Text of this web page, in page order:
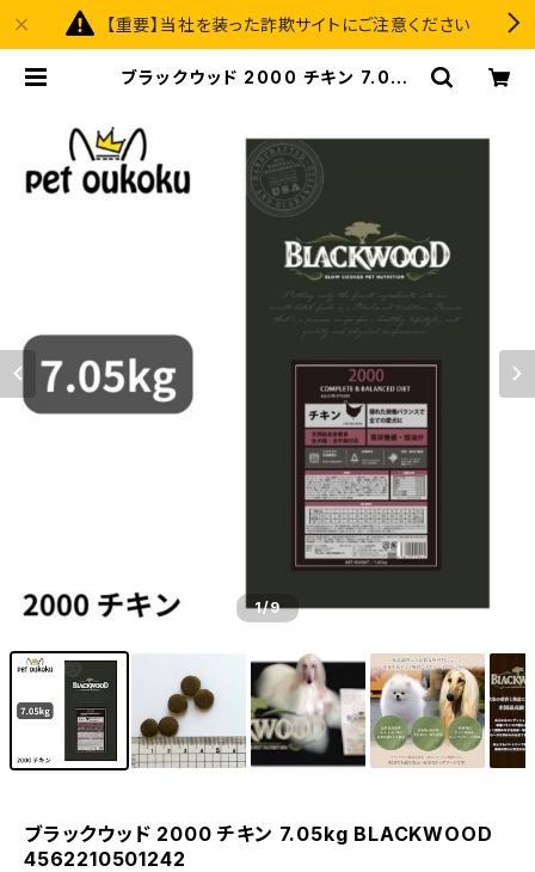
【重要】当社を装った詐欺サイトにご注意ください
ブラックウッド 2000 チキン 7.05k
1/9
ブラックウッド 2000 チキン 7.05kg BLACKWOOD
4562210501242